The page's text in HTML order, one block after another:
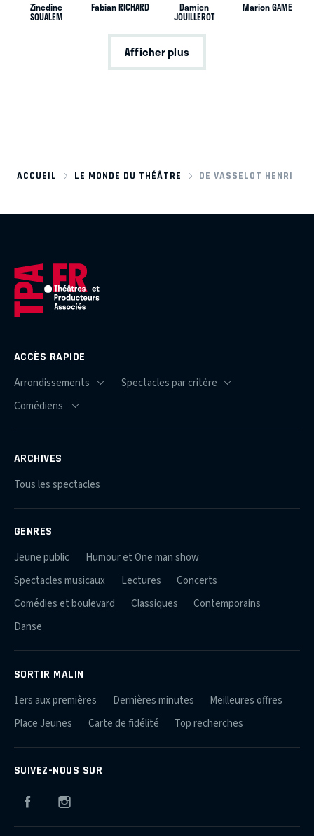
Zinedine
SOUALEM
Fabian RICHARD Damien
JOUILLEROT
Marion GAME
Afficher plus
ACCUEIL LE MONDE DU THÉÂTRE DE VASSELOT HENRI
ACCÈS RAPIDE
ARCHIVES
Tous les spectacles
GENRES
Jeune public
Humour et One man show
Spectacles musicaux
Lectures
Concerts
Comédies et boulevard
Classiques
Contemporains
Danse
SORTIR MALIN
1ers aux premières Dernières minutes
Meilleures offres
Place Jeunes
Carte de fidélité Top recherches
SUIVEZ-NOUS SUR
Facebook